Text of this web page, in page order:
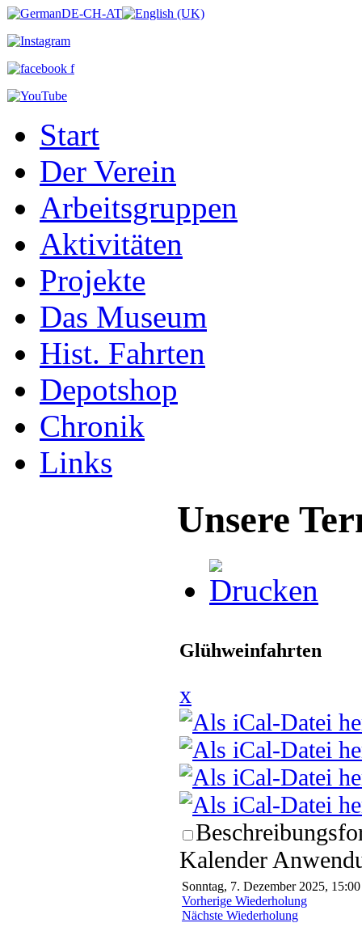
Start
Der Verein
Arbeitsgruppen
Aktivitäten
Projekte
Das Museum
Hist. Fahrten
Depotshop
Chronik
Links
Unsere
Glühweinfahrten
x
Kalender
Sonntag, 7. Dezember 2025,
Vorherige Wiederholung
Nächste Wiederholung